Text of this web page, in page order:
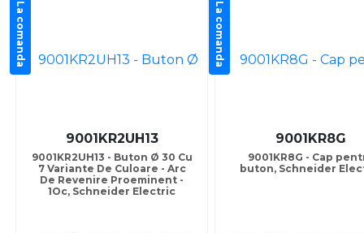
La comanda
9001KR2UH13
9001KR2UH13 - Buton Ø 30 Cu
7 Variante De Culoare - Arc
De Revenire Proeminent -
1Oc, Schneider Electric
La comanda
9001KR8G
9001KR8G - Cap
buton, Schneider